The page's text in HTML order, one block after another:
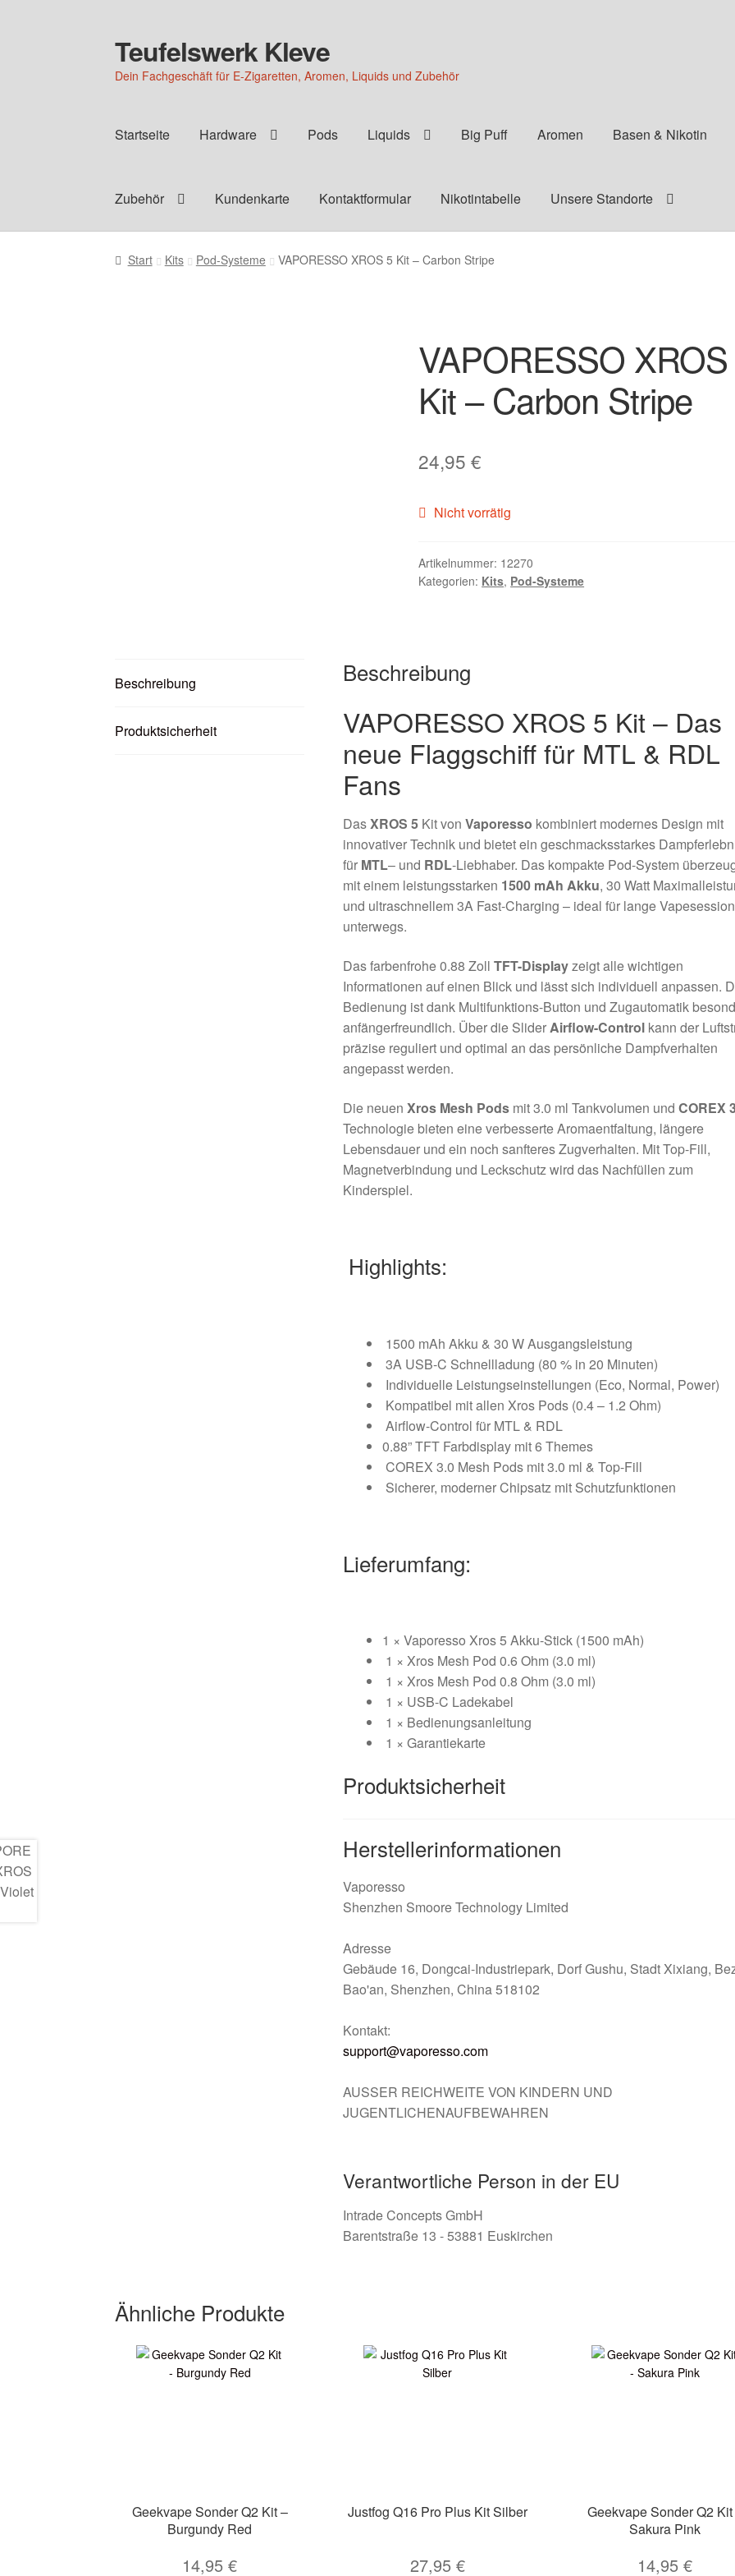
Zur
Navigation
springen
Zum
Inhalt
springen
Teufelswerk Kleve
Dein Fachgeschäft für E-Zigaretten, Aromen, Liquids und Zubehör
Startseite Hardware Pods Liquids Big Puff Aromen Basen & Nikotin
Zubehör Kundenkarte Kontaktformular Nikotintabelle Unsere Standorte
Start Kits Pod-Systeme VAPORESSO XROS 5 Kit – Carbon Stripe
VAPORESSO
Kit – Carbon Stripe
24,95€
Nicht vorrätig
Artikelnummer: 12270
Kategorien: Kits, Pod-Systeme
Beschreibung
Produktsicherheit
Beschreibung
VAPORESSO XROS 5 Kit – Das
neue Flaggschiff für MTL & RDL
Fans
DasXROS 5 Kit von Vaporesso kombiniert modernes Design mit
innovativer Technik und bietet ein geschmacksstarkes
für MTL– und RDL-Liebhaber. Das kompakte Pod-System
mit einem leistungsstarken 1500 mAh Akku, 30 Watt
und ultraschnellem 3A Fast-Charging – ideal für lange
unterwegs.
Das farbenfrohe 0.88 Zoll TFT-Displayzeigt alle wichtigen
Informationen auf einen Blick und lässt sich individuell anpassen.
Bedienung ist dank Multifunktions-Button und Zugautomatik
anfängerfreundlich. Über die SliderAirflow-Controlkann der
präzise reguliert und optimal an das persönliche Dampfverhalten
angepasst werden.
Die neuen Xros Mesh Podsmit 3.0 ml Tankvolumen und COREX
Technologie bieten eine verbesserte Aromaentfaltung, längere
Lebensdauer und ein noch sanfteres Zugverhalten. Mit Top-Fill,
Magnetverbindung und Leckschutz wird das Nachfüllen zum
Kinderspiel.
Highlights:
1500 mAh Akku & 30 W Ausgangsleistung
3A USB-C Schnellladung (80 % in 20 Minuten)
Individuelle Leistungseinstellungen (Eco, Normal, Power)
Kompatibel mit allen Xros Pods (0.4 – 1.2 Ohm)
Airflow-Control für MTL & RDL
0.88” TFT Farbdisplay mit 6 Themes
COREX 3.0 Mesh Pods mit 3.0 ml & Top-Fill
Sicherer, moderner Chipsatz mit Schutzfunktionen
Lieferumfang:
1 × Vaporesso Xros 5 Akku-Stick (1500 mAh)
1 × Xros Mesh Pod 0.6 Ohm (3.0 ml)
1 × Xros Mesh Pod 0.8 Ohm (3.0 ml)
1 × USB-C Ladekabel
1 × Bedienungsanleitung
1 × Garantiekarte
Produktsicherheit
Herstellerinformationen
Vaporesso
Shenzhen Smoore Technology Limited
Adresse
Gebäude 16, Dongcai-Industriepark, Dorf Gushu, Stadt Xixiang,
Bao'an, Shenzhen, China 518102
Kontakt:
support@vaporesso.com
AUSSER REICHWEITE VON KINDERN UND
JUGENTLICHENAUFBEWAHREN
Verantwortliche Person in der EU
Intrade Concepts GmbH
Barentstraße 13 - 53881 Euskirchen
Ähnliche Produkte
Geekvape Sonder Q2 Kit –
Burgundy Red
14,95€
Justfog Q16 Pro Plus Kit Silber
27,95 €
Geekvape Sonder Q2
Sakura Pink
14,95€